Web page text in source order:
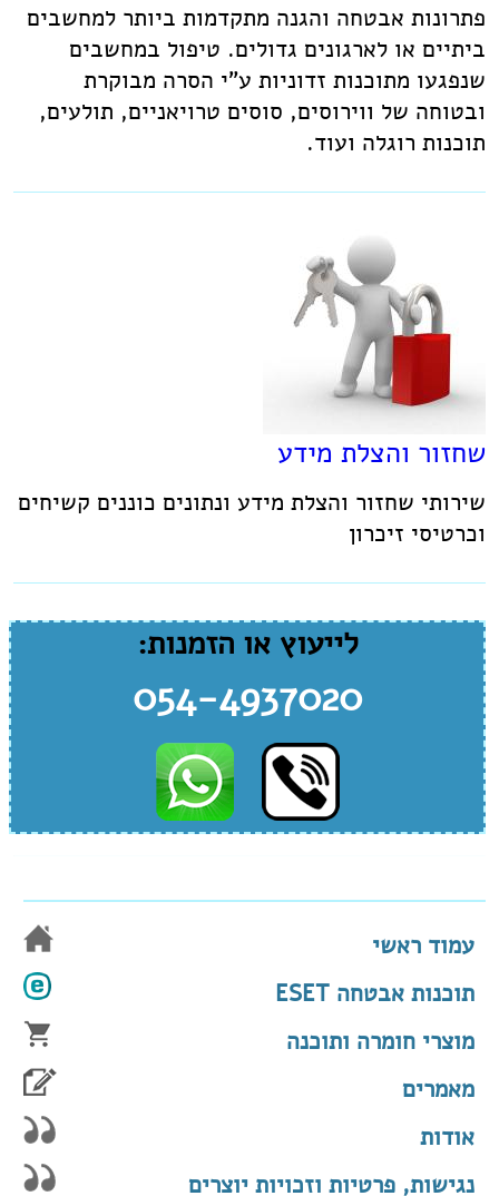
פתרונות אבטחה והגנה מתקדמות ביותר למחשבים
ביתיים או לארגונים גדולים. טיפול במחשבים
שנפגעו מתוכנות זדוניות ע"י הסרה מבוקרת
ובטוחה של ווירוסים, סוסים טרויאניים, תולעים,
תוכנות רוגלה ועוד.
שחזור והצלת מידע
שירותי שחזור והצלת מידע ונתונים כוננים קשיחים
וכרטיסי זיכרון
לייעוץ או הזמנות:
054-4937020
עמוד ראשי
תוכנות אבטחה ESET
מוצרי חומרה ותוכנה
מאמרים
אודות
נגישות, פרטיות וזכויות יוצרים